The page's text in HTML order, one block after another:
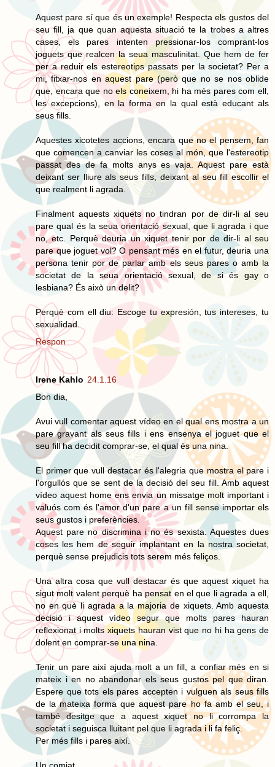
Aquest pare sí que és un exemple! Respecta els gustos del
seu fill, ja que quan aquesta situació te la trobes a altres
cases, els pares intenten pressionar-los comprant-los
joguets que realcen la seua masculinitat. Que hem de fer
per a reduir els estereotips passats per la societat? Per a
mi, fitxar-nos en aquest pare (però que no se nos oblide
que, encara que no els coneixem, hi ha més pares com ell,
les excepcions), en la forma en la qual està educant als
seus fills.
Aquestes xicotetes accions, encara que no el pensem, fan
que comencen a canviar les coses al món, que l'estereotip
passat des de fa molts anys es vaja. Aquest pare està
deixant ser lliure als seus fills, deixant al seu fill escollir el
que realment li agrada.
Finalment aquests xiquets no tindran por de dir-li al seu
pare qual és la seua orientació sexual, que li agrada i que
no, etc. Perquè deuria un xiquet tenir por de dir-li al seu
pare que joguet vol? O pensant més en el futur, deuria una
persona tenir por de parlar amb els seus pares o amb la
societat de la seua orientació sexual, de si és gay o
lesbiana? És això un delit?
Perquè com ell diu: Escoge tu expresión, tus intereses, tu
sexualidad.
Respon
Irene Kahlo 24.1.16
Bon dia,
Avui vull comentar aquest vídeo en el qual ens mostra a un
pare gravant als seus fills i ens ensenya el joguet que el
seu fill ha decidit comprar-se, el qual és una nina.
El primer que vull destacar és l'alegria que mostra el pare i
l'orgullós que se sent de la decisió del seu fill. Amb aquest
vídeo aquest home ens envia un missatge molt important i
valuós com és l'amor d'un pare a un fill sense importar els
seus gustos i preferències.
Aquest pare no discrimina i no és sexista. Aquestes dues
coses les hem de seguir implantant en la nostra societat,
perquè sense prejudicis tots serem més feliços.
Una altra cosa que vull destacar és que aquest xiquet ha
sigut molt valent perquè ha pensat en el que li agrada a ell,
no en què li agrada a la majoria de xiquets. Amb aquesta
decisió i aquest vídeo segur que molts pares hauran
reflexionat i molts xiquets hauran vist que no hi ha gens de
dolent en comprar-se una nina.
Tenir un pare així ajuda molt a un fill, a confiar més en si
mateix i en no abandonar els seus gustos pel que diran.
Espere que tots els pares accepten i vulguen als seus fills
de la mateixa forma que aquest pare ho fa amb el seu, i
també desitge que a aquest xiquet no li corrompa la
societat i seguisca lluitant pel que li agrada i li fa feliç.
Per més fills i pares així.
Un comiat.